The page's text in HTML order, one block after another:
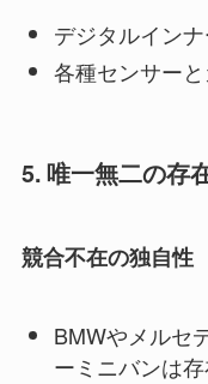
デジタルイン
各種センサー
5. 唯一無二の存
競合不在の独自性
BMWやメルセ
ーミニバンは